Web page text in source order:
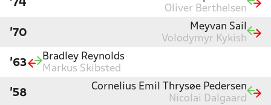
'74
Oliver Berthelsen
'70
Meyvan Sail
Volodymyr Kykish
'63
Bradley Reynolds
Markus Skibsted
'58
Cornelius Emil Thrysøe Pedersen
Nicolai Dalgaard